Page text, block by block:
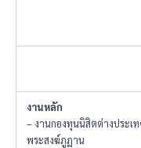
งานหลัก
– งานกองทุนนิสิตต่างประเ
พระสงฆ์ภูฏาน